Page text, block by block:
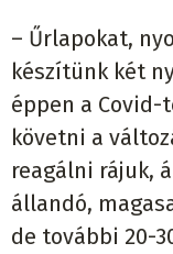
– Űrlapokat,
készítünk két
éppen a Covid-
követni a
reagálni rájuk,
állandó,
de további 20-